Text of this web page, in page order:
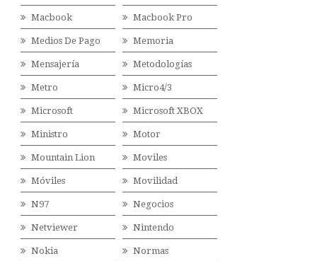
Macbook Macbook Pro
Medios De Pago Memoria
Mensajería Metodologías
Metro Micro4/3
Microsoft Microsoft XBOX
Ministro Motor
Mountain Lion Moviles
Móviles Movilidad
N97 Negocios
Netviewer Nintendo
Nokia Normas